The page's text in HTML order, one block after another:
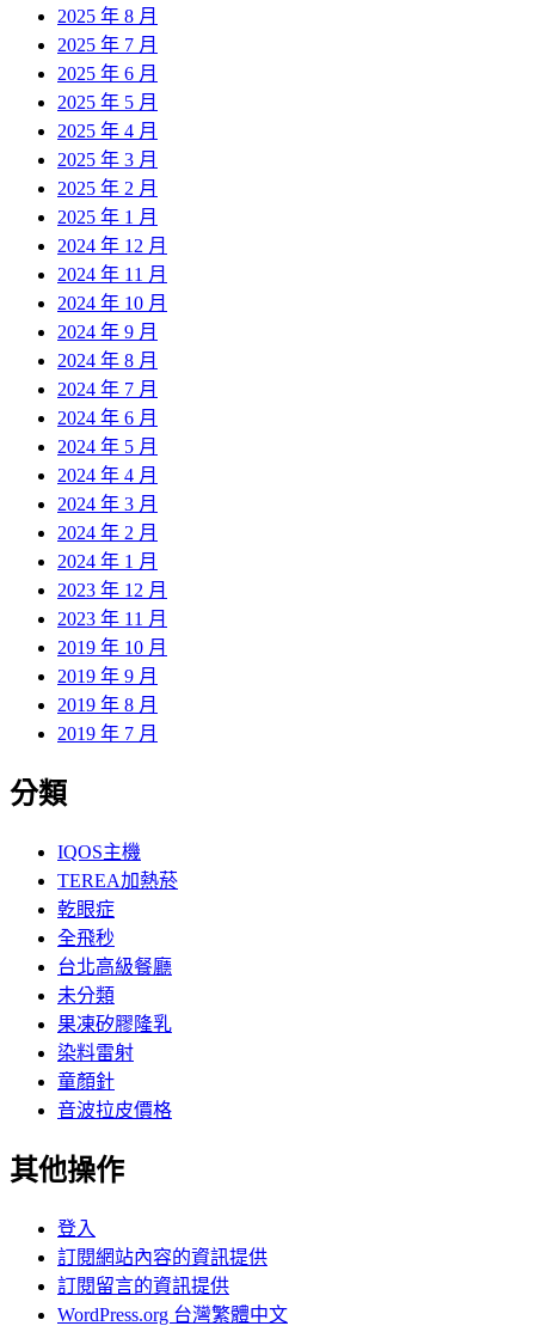
2025 年 8 月
2025 年 7 月
2025 年 6 月
2025 年 5 月
2025 年 4 月
2025 年 3 月
2025 年 2 月
2025 年 1 月
2024 年 12 月
2024 年 11 月
2024 年 10 月
2024 年 9 月
2024 年 8 月
2024 年 7 月
2024 年 6 月
2024 年 5 月
2024 年 4 月
2024 年 3 月
2024 年 2 月
2024 年 1 月
2023 年 12 月
2023 年 11 月
2019 年 10 月
2019 年 9 月
2019 年 8 月
2019 年 7 月
分類
IQOS主機
TEREA加熱菸
乾眼症
全飛秒
台北高級餐廳
未分類
果凍矽膠隆乳
染料雷射
童顏針
音波拉皮價格
其他操作
登入
訂閱網站內容的資訊提供
訂閱留言的資訊提供
WordPress.org 台灣繁體中文